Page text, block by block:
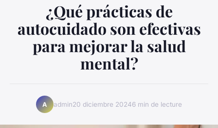
¿Qué prácticas de
autocuidado son efectivas
para mejorar la salud
mental?
A admin20 diciembre 20246 min de lecture